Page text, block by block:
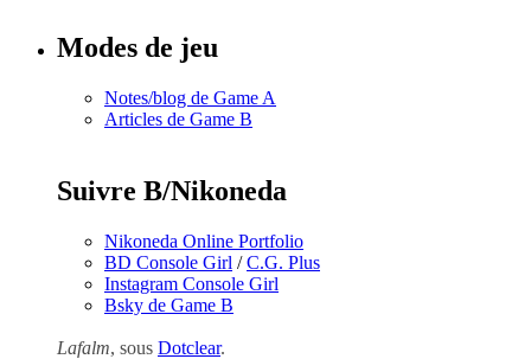
Modes de jeu
Notes/blog de Game A
Articles de Game B
Suivre B/Nikoneda
Nikoneda Online Portfolio
BD Console Girl /C.G. Plus
Instagram Console Girl
Bsky de Game B
Lafalm, sous Dotclear.